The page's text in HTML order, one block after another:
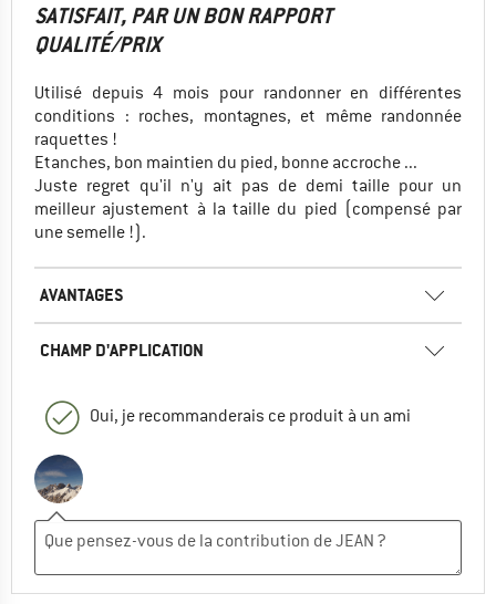
SATISFAIT, PAR UN BON RAPPORT
QUALITÉ/PRIX
Utilisé depuis 4 mois pour randonner en différentes
conditions : roches, montagnes, et même randonnée
raquettes !
Etanches, bon maintien du pied, bonne accroche ...
Juste regret qu'il n'y ait pas de demi taille pour un
meilleur ajustement à la taille du pied (compensé par
une semelle !).
AVANTAGES
CHAMP D'APPLICATION
Oui, je recommanderais ce produit à un ami